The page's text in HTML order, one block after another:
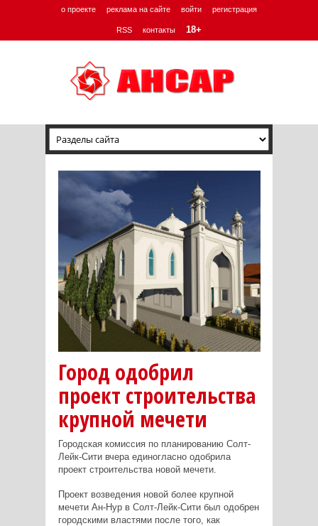
о проекте реклама на сайте войти регистрация
RSS контакты 18+
Город одобрил
проект строительства
крупной мечети
Городская комиссия по планированию Солт-
Лейк-Сити вчера единогласно одобрила
проект строительства новой мечети.
Проект возведения новой более крупной
мечети Ан-Нур в Солт-Лейк-Сити был одобрен
городскими властями после того, как